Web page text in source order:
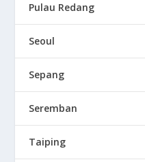
Pulau Redang
Seoul
Sepang
Seremban
Taiping